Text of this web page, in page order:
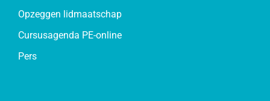
Opzeggen lidmaatschap
Cursusagenda PE-online
Pers